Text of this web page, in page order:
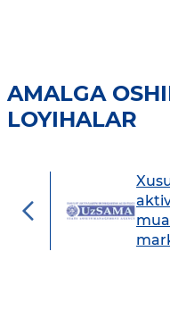
AMALGA
LOYIHALAR